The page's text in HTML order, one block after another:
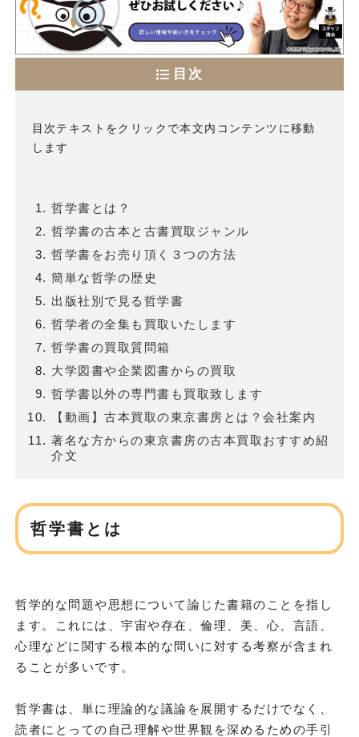
目次
目次テキストをクリックで本文内コンテンツに移動
します
哲学書とは？
哲学書の古本と古書買取ジャンル
哲学書をお売り頂く３つの方法
簡単な哲学の歴史
出版社別で見る哲学書
哲学者の全集も買取いたします
哲学書の買取質問箱
大学図書や企業図書からの買取
哲学書以外の専門書も買取致します
【動画】古本買取の東京書房とは？会社案内
著名な方からの東京書房の古本買取おすすめ紹
介文
哲学書とは
哲学的な問題や思想について論じた書籍のことを指し
ます。これには、宇宙や存在、倫理、美、心、言語、
心理などに関する根本的な問いに対する考察が含まれ
ることが多いです。
哲学書は、単に理論的な議論を展開するだけでなく、
読者にとっての自己理解や世界観を深めるための手引